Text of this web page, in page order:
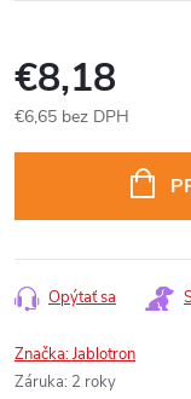
€8,18
€6,65 bez DPH
Opýtať sa
Značka:Jablotron
Záruka: 2 roky